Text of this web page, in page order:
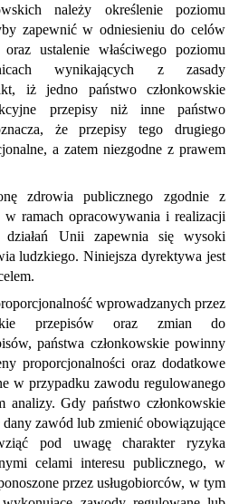
należy określenie poziomu
zapewnić w odniesieniu do celów
ustalenie właściwego poziomu
wynikających z zasady
iż jedno państwo członkowskie
przepisy niż inne państwo
że przepisy tego drugiego
a zatem niezgodne z prawem
zdrowia publicznego zgodnie z
ramach opracowywania i realizacji
Unii zapewnia się wysoki
ludzkiego. Niniejsza dyrektywa jest
wprowadzanych przez
przepisów oraz zmian do
państwa członkowskie powinny
proporcjonalności oraz dodatkowe
w przypadku zawodu regulowanego
analizy. Gdy państwo członkowskie
zawód lub zmienić obowiązujące
pod uwagę charakter ryzyka
celami interesu publicznego, w
przez usługobiorców, w tym